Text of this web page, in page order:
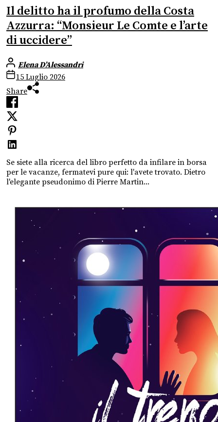
Il delitto ha il profumo della Costa
Azzurra: “Monsieur Le Comte e l’arte
di uccidere”
Elena D’Alessandri
15 Luglio 2026
Share
Se siete alla ricerca del libro perfetto da infilare in borsa
per le vacanze, fermatevi pure qui: l'avete trovato. Dietro
l'elegante pseudonimo di Pierre Martin...